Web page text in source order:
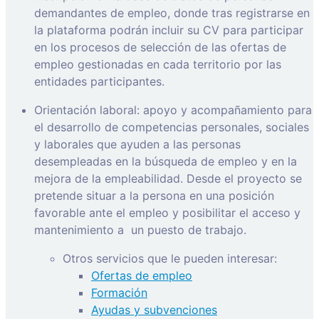
demandantes de empleo, donde tras registrarse en
la plataforma podrán incluir su CV para participar
en los procesos de selección de las ofertas de
empleo gestionadas en cada territorio por las
entidades participantes.
Orientación laboral: apoyo y acompañamiento para
el desarrollo de competencias personales, sociales
y laborales que ayuden a las personas
desempleadas en la búsqueda de empleo y en la
mejora de la empleabilidad. Desde el proyecto se
pretende situar a la persona en una posición
favorable ante el empleo y posibilitar el acceso y
mantenimiento a un puesto de trabajo.
Otros servicios que le pueden interesar:
Ofertas de empleo
Formación
Ayudas y subvenciones